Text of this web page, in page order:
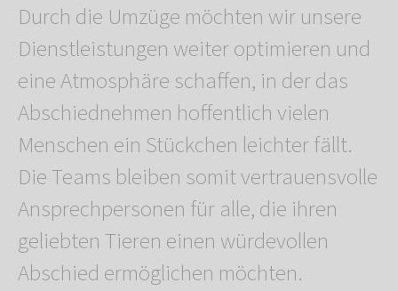
Durch die Umzüge möchten wir unsere
Dienstleistungen weiter optimieren und
eine Atmosphäre schaffen, in der das
Abschiednehmen hoffentlich vielen
Menschen ein Stückchen leichter fällt.
Die Teams bleiben somit vertrauensvolle
Ansprechpersonen für alle, die ihren
geliebten Tieren einen würdevollen
Abschied ermöglichen möchten.